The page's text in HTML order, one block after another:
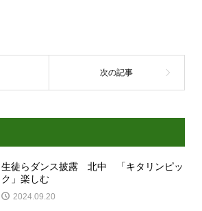
生徒らダンス披露 北中 「キタリンピッ
ク」楽しむ
2024.09.20